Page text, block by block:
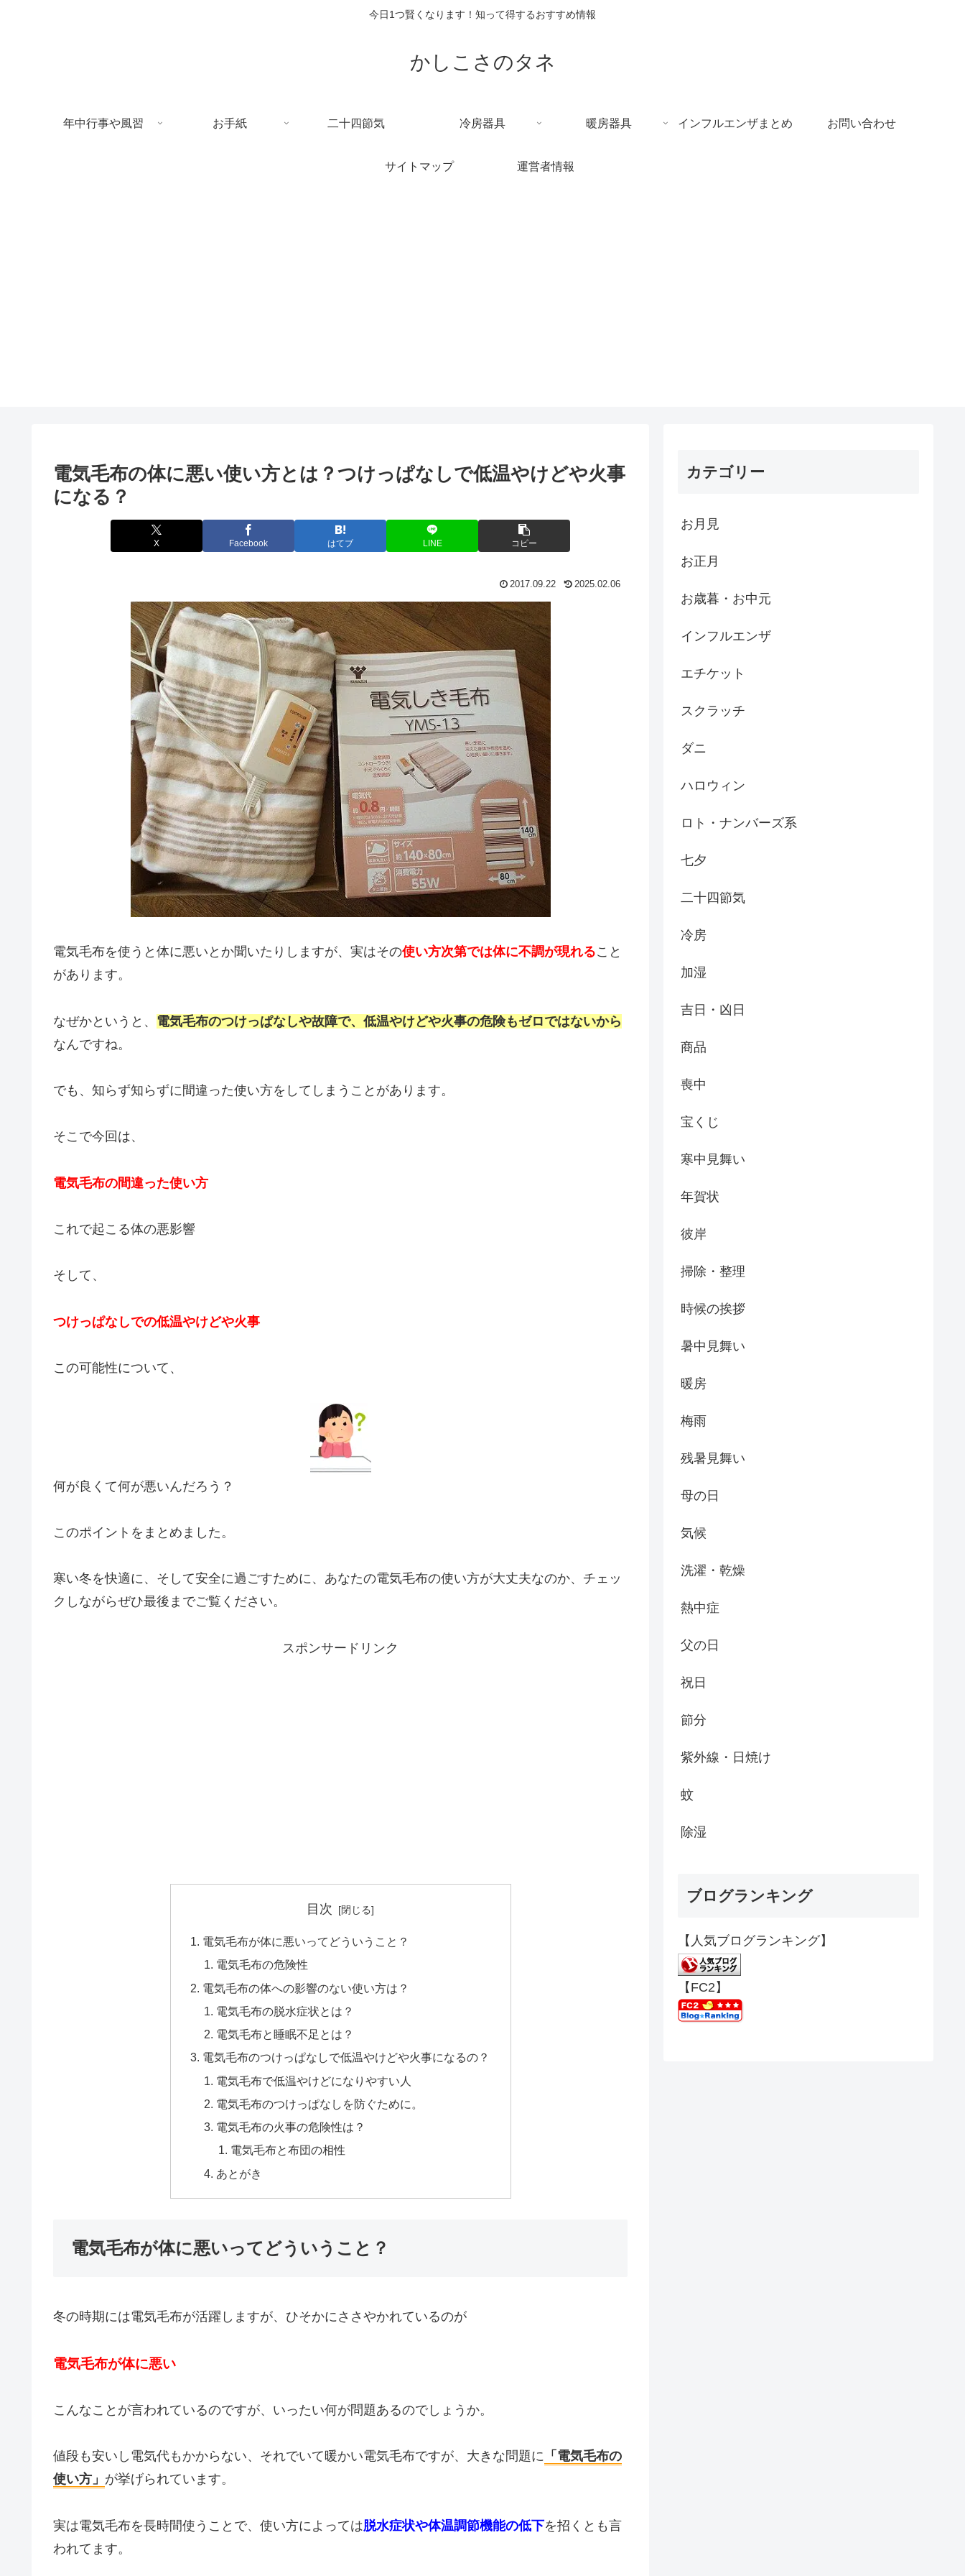
今日1つ賢くなります！知って得するおすすめ情報
かしこさのタネ
年中行事や風習 お手紙 二十四節気 冷房器具 暖房器具 インフルエンザまとめ お問い合わせ
サイトマップ 運営者情報
電気毛布の体に悪い使い方とは？つけっぱなしで低温やけどや火事
になる？
X Facebook はてブ LINE コピー
2017.09.22 2025.02.06
電気毛布を使うと体に悪いとか聞いたりしますが、実はその使い方次第では体に不調が現れること
があります。
なぜかというと、 電気毛布のつけっぱなしや故障で、低温やけどや火事の危険もゼロではないから
なんですね。
でも、知らず知らずに間違った使い方をしてしまうことがあります。
そこで今回は、
電気毛布の間違った使い方
これで起こる体の悪影響
そして、
つけっぱなしでの低温やけどや火事
この可能性について、
何が良くて何が悪いんだろう？
このポイントをまとめました。
寒い冬を快適に、そして安全に過ごすために、あなたの電気毛布の使い方が大丈夫なのか、チェッ
クしながらぜひ最後までご覧ください。
スポンサードリンク
目次
電気毛布が体に悪いってどういうこと？
電気毛布の危険性
電気毛布の体への影響のない使い方は？
電気毛布の脱水症状とは？
電気毛布と睡眠不足とは？
電気毛布のつけっぱなしで低温やけどや火事になるの？
電気毛布で低温やけどになりやすい人
電気毛布のつけっぱなしを防ぐために。
電気毛布の火事の危険性は？
電気毛布と布団の相性
あとがき
電気毛布が体に悪いってどういうこと？
冬の時期には電気毛布が活躍しますが、ひそかにささやかれているのが
電気毛布が体に悪い
こんなことが言われているのですが、いったい何が問題あるのでしょうか。
値段も安いし電気代もかからない、それでいて暖かい電気毛布ですが、大きな問題に 「電気毛布の
使い方」 が挙げられています。
実は電気毛布を長時間使うことで、使い方によっては脱水症状や体温調節機能の低下を招くとも言
われてます。
カテゴリー
お月見
お正月
お歳暮・お中元
インフルエンザ
エチケット
スクラッチ
ダニ
ハロウィン
ロト・ナンバーズ系
七夕
二十四節気
冷房
加湿
吉日・凶日
商品
喪中
宝くじ
寒中見舞い
年賀状
彼岸
掃除・整理
時候の挨拶
暑中見舞い
暖房
梅雨
残暑見舞い
母の日
気候
洗濯・乾燥
熱中症
父の日
祝日
節分
紫外線・日焼け
蚊
除湿
ブログランキング
【人気ブログランキング】
【FC2】